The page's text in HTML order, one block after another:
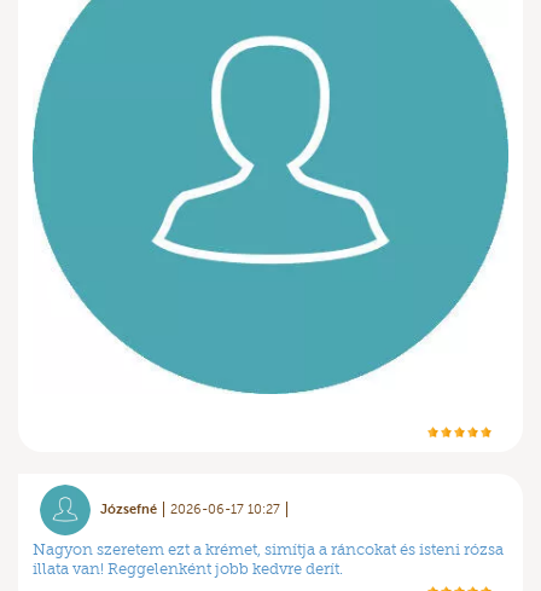
Józsefné 2026-06-17 10:27
Nagyon szeretem ezt a krémet, simítja a ráncokat és isteni rózsa
illata van! Reggelenként jobb kedvre derít.